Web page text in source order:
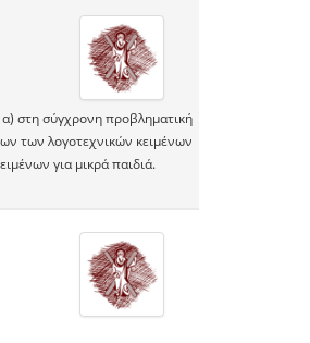
στη σύγχρονη προβληματική
των λογοτεχνικών κειμένων
για μικρά παιδιά.